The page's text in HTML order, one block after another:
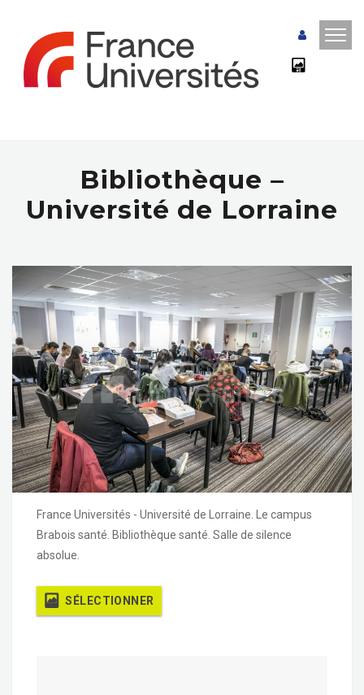
Bibliothèque –
Université de Lorraine
France Universités - Université de Lorraine. Le campus
Brabois santé. Bibliothèque santé. Salle de silence
absolue.
SÉLECTIONNER